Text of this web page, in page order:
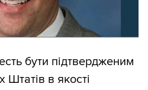
бути підтвердженим
в якості